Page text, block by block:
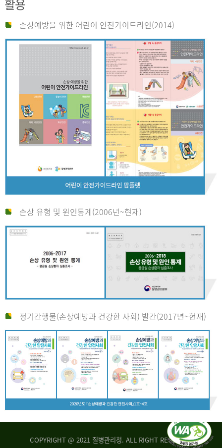
활용
손상예방을 위한 어린이 안전가이드라인(2014)
손상 유형 및 원인통계(2006년~현재)
정기간행물(손상예방과 건강한 사회) 발간(2017년~현재)
COPYRIGHT @ 2021 질병관리청. ALL RIGHT RESERVED